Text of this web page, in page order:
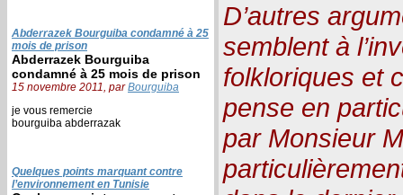
Abderrazek Bourguiba condamné à 25
mois de prison
Abderrazek Bourguiba
condamné à 25 mois de prison
15 novembre 2011, parBourguiba
je vous remercie
bourguiba abderrazak
Quelques points marquant contre
l’environnement en Tunisie
D’autres
semblent à
folkloriques et
pense en
par Monsieur